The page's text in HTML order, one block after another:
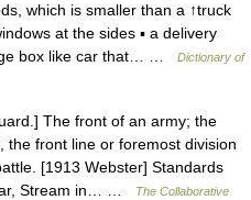
which is smaller than a ↑truck
at the sides ▪ a delivery
box like car that… …
Dictionary of
The front of an army; the
the front line or foremost division
[1913 Webster] Standards
Stream in… …
The Collaborative